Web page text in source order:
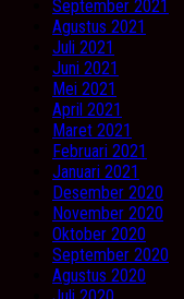
September 2021
Agustus 2021
Juli 2021
Juni 2021
Mei 2021
April 2021
Maret 2021
Februari 2021
Januari 2021
Desember 2020
November 2020
Oktober 2020
September 2020
Agustus 2020